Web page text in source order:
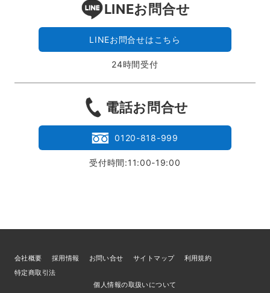
LINEお問合せ
LINEお問合せはこちら
24時間受付
電話お問合せ
0120-818-999
受付時間:11:00-19:00
会社概要 採用情報 お問い合せ サイトマップ
利用規約
特定商取引法
個人情報の取扱いについて